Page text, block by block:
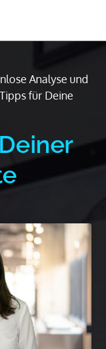
Analyse und
für Deine